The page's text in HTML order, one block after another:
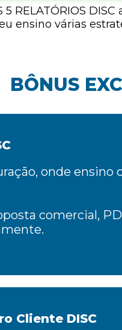
5 RELATÓRIOS
ensino várias
BÔNUS
onde
comercial,
Cliente DISC